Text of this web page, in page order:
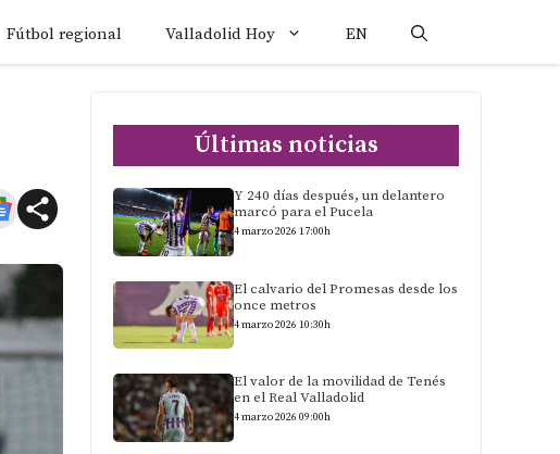
Fútbol regional Valladolid Hoy EN
Últimas noticias
Y 240 días después, un delantero
marcó para el Pucela
4 marzo 2026 17:00h
El calvario del Promesas desde los
once metros
4 marzo 2026 10:30h
El valor de la movilidad de Tenés
en el Real Valladolid
4 marzo 2026 09:00h